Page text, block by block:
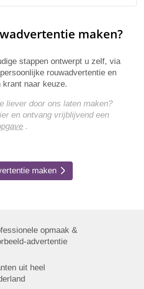
maken?
stappen ontwerpt u zelf, via
rouwadvertentie en
krant naar keuze.
liever door ons laten maken?
en ontvang vrijblijvend een
.
maken
opmaak &
advertentie
uit heel